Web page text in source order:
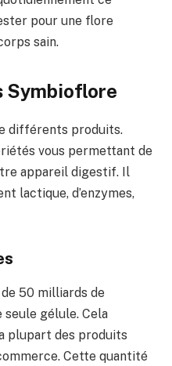
pour une flore
sain.
Symbioflore
différents produits.
vous permettant de
appareil digestif. Il
lactique, d’enzymes,
50 milliards de
gélule. Cela
plupart des produits
Cette quantité